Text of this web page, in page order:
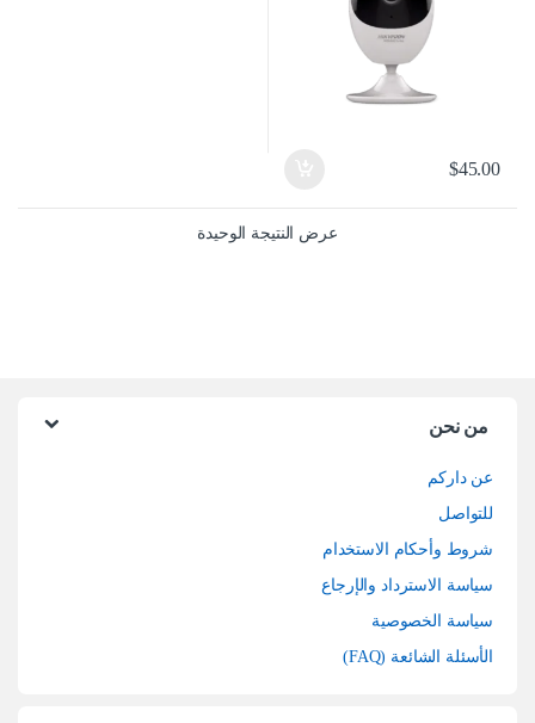
$45.00
عرض النتيجة الوحيدة
من نحن
عن داركم
للتواصل
شروط وأحكام الاستخدام
سياسة الاسترداد والإرجاع
سياسة الخصوصية
الأسئلة الشائعة (FAQ)